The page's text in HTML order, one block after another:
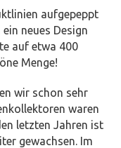
aufgepeppt
neues Design
auf etwa 400
Menge!
wir schon sehr
waren
letzten Jahren ist
gewachsen. Im